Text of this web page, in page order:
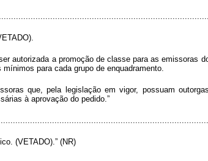
autorizada a promoção de classe para as emissoras
mínimos para cada grupo de enquadramento.
que, pela legislação em vigor, possuam
à aprovação do pedido.”
(VETADO).” (NR)